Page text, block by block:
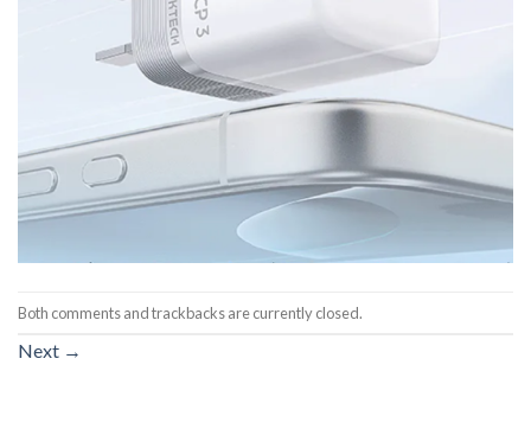
Both comments and trackbacks are currently closed.
Next →